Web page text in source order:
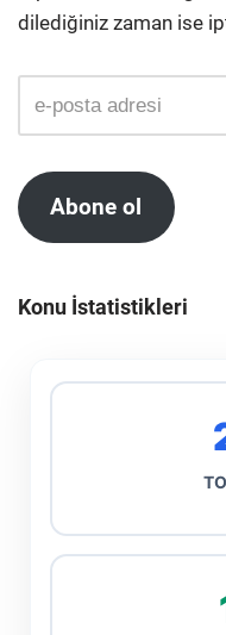
dilediğiniz zaman ise
Abone ol
Konu İstatistikleri